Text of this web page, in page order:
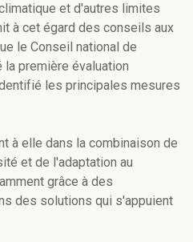
et d'autres limites
à cet égard des conseils aux
le Conseil national de
la première évaluation
les principales mesures
à elle dans la combinaison de
et de l'adaptation au
grâce à des
des solutions qui s'appuient